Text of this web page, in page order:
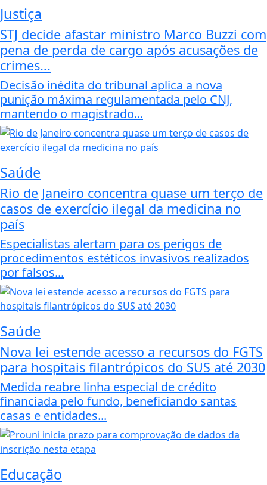
Justiça
STJ decide afastar ministro Marco Buzzi com
pena de perda de cargo após acusações de
crimes...
Decisão inédita do tribunal aplica a nova
punição máxima regulamentada pelo CNJ,
mantendo o magistrado...
Saúde
Rio de Janeiro concentra quase um terço de
casos de exercício ilegal da medicina no
país
Especialistas alertam para os perigos de
procedimentos estéticos invasivos realizados
por falsos...
Saúde
Nova lei estende acesso a recursos do FGTS
para hospitais filantrópicos do SUS até 2030
Medida reabre linha especial de crédito
financiada pelo fundo, beneficiando santas
casas e entidades...
Educação